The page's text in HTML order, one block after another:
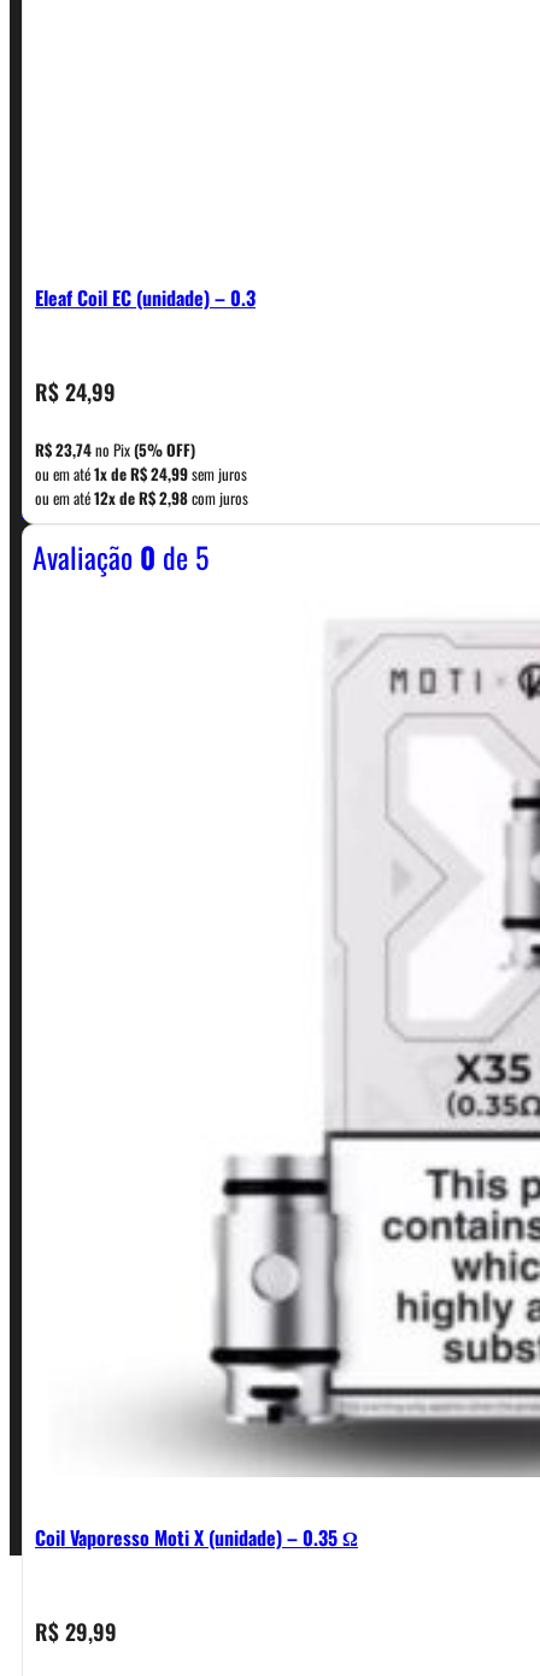
Eleaf Coil EC (unidade) – 0.3
R$24,99
R$23,74no Pix(5% OFF)
ou em até1x deR$24,99sem juros
ou em até12x deR$2,98com juros
Avaliação0 de 5
Coil Vaporesso Moti X (unidade) – 0.35 Ω
R$29,99
CONTATO
WhatsApp: (11) 5229-0120
Política de Privacidade
Política de Frete e Pagamento
Política de Garantia, Reembolso e Devolução